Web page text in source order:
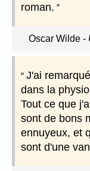
roman.
Oscar Wilde-
J'ai
dans la
Tout ce que
sont de bons
ennuyeux, et
sont d'une